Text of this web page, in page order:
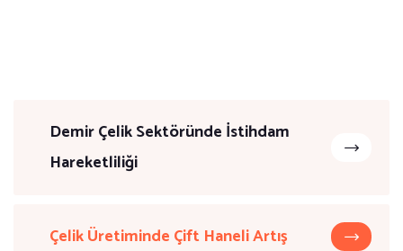
Demir Çelik Sektöründe İstihdam
Hareketliliği
Çelik Üretiminde Çift Haneli Artış